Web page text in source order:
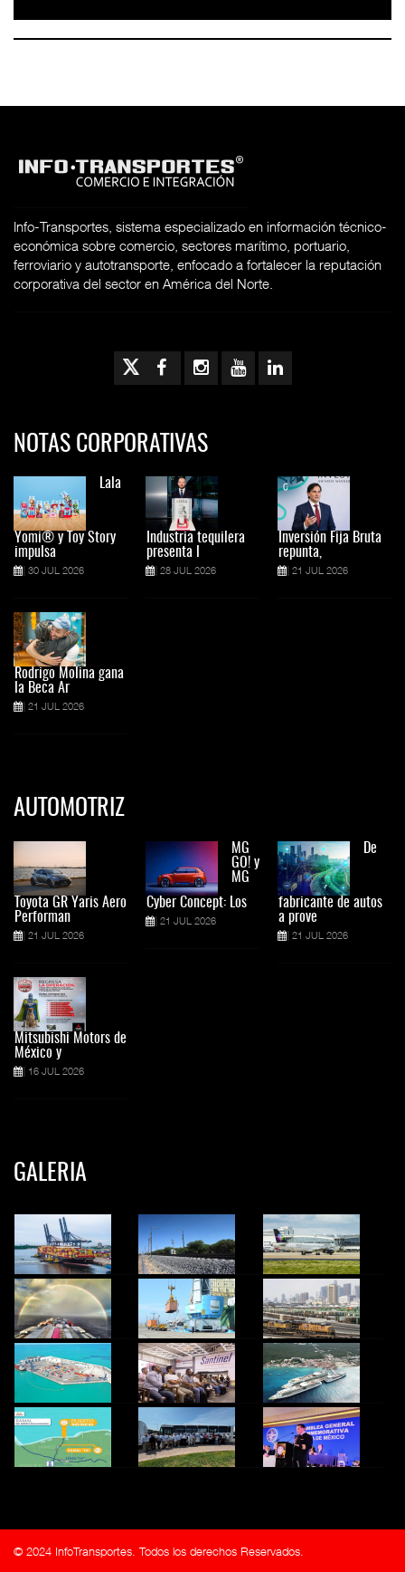
Info-Transportes, sistema especializado en información técnico-
económica sobre comercio, sectores marítimo, portuario,
ferroviario y autotransporte, enfocado a fortalecer la reputación
corporativa del sector en América del Norte.
NOTAS CORPORATIVAS
Lala
Yomi® y Toy Story
impulsa
30 JUL 2026
Rodrigo Molina gana
la Beca Ar
21 JUL 2026
Industria tequilera
presenta l
28 JUL 2026
Inversión Fija Bruta
repunta,
21 JUL 2026
AUTOMOTRIZ
Toyota GR Yaris Aero
Performan
21 JUL 2026
Mitsubishi Motors de
México y
16 JUL 2026
MG
GO! y
MG
Cyber Concept: Los
21 JUL 2026
De
fabricante de autos
a prove
21 JUL 2026
GALERIA
© 2024 InfoTransportes. Todos los derechos Reservados.